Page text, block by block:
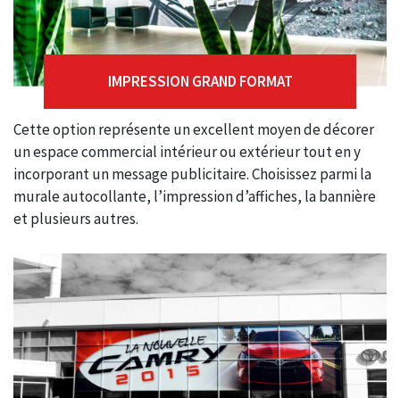
IMPRESSION GRAND FORMAT
Cette option représente un excellent moyen de décorer
un espace commercial intérieur ou extérieur tout en y
incorporant un message publicitaire. Choisissez parmi la
murale autocollante, l’impression d’affiches, la bannière
et plusieurs autres.